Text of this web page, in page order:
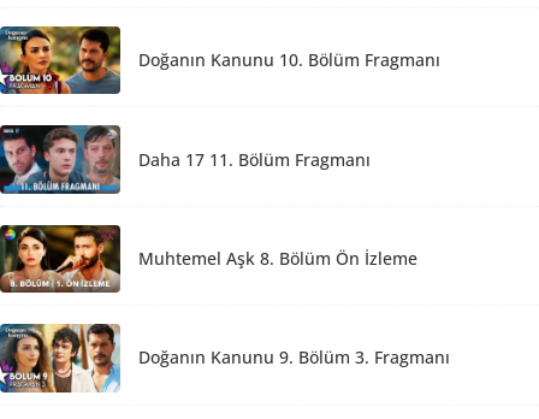
Doğanın Kanunu 10. Bölüm Fragmanı
Daha 17 11. Bölüm Fragmanı
Muhtemel Aşk 8. Bölüm Ön İzleme
Doğanın Kanunu 9. Bölüm 3. Fragmanı